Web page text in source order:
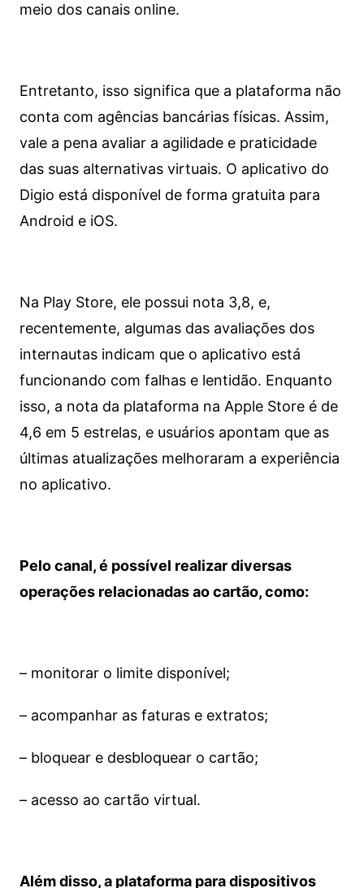
meio dos canais online.
Entretanto, isso significa que a plataforma não
conta com agências bancárias físicas. Assim,
vale a pena avaliar a agilidade e praticidade
das suas alternativas virtuais. O aplicativo do
Digio está disponível de forma gratuita para
Android e iOS.
Na Play Store, ele possui nota 3,8, e,
recentemente, algumas das avaliações dos
internautas indicam que o aplicativo está
funcionando com falhas e lentidão. Enquanto
isso, a nota da plataforma na Apple Store é de
4,6 em 5 estrelas, e usuários apontam que as
últimas atualizações melhoraram a experiência
no aplicativo.
Pelo canal, é possível realizar diversas
operações relacionadas ao cartão, como:
– monitorar o limite disponível;
– acompanhar as faturas e extratos;
– bloquear e desbloquear o cartão;
– acesso ao cartão virtual.
Além disso, a plataforma para dispositivos